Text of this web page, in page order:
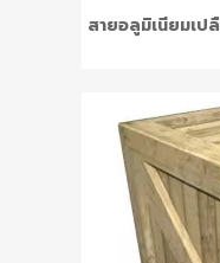
สายอลูมิเนียมเ